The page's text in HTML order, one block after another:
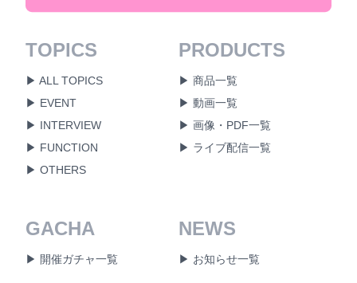
TOPICS
▶ ALL TOPICS
▶ EVENT
▶ INTERVIEW
▶ FUNCTION
▶ OTHERS
PRODUCTS
▶ 商品一覧
▶ 動画一覧
▶ 画像・PDF一覧
▶ ライブ配信一覧
GACHA
▶ 開催ガチャ一覧
NEWS
▶ お知らせ一覧